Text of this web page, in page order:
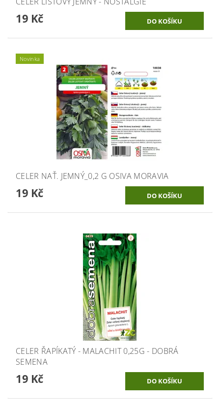
19 Kč
Novinka
CELER NAŤ. JEMNÝ_0,2 G OSIVA MORAVIA
19 Kč
CELER ŘAPÍKATÝ - MALACHIT 0,25G - DOBRÁ
SEMENA
19 Kč